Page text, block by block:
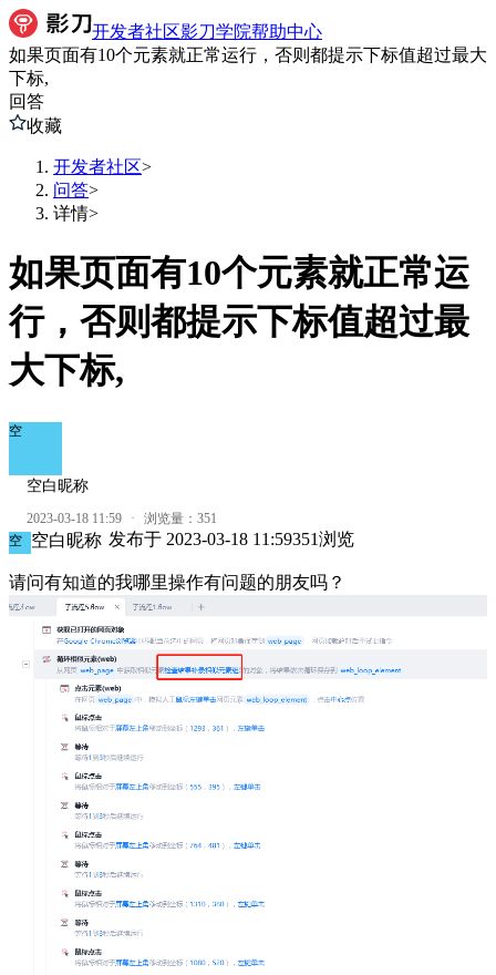
开发者社区影刀学院帮助中心
如果页面有10个元素就正常运行，否则都提示下标值超过最大
下标,
回答
收藏
开发者社区>
问答>
详情>
如果页面有10个元素就正常运
行，否则都提示下标值超过最
大下标,
空
空白昵称
2023-03-18 11:59 · 浏览量： 351
空
空白昵称 发布于 2023-03-18 11:59351浏览
请问有知道的我哪里操作有问题的朋友吗？